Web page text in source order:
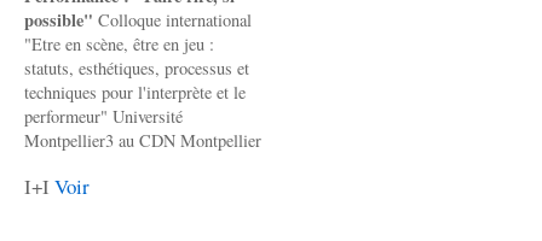
possible" Colloque international
"Etre en scène, être en jeu :
statuts, esthétiques, processus et
techniques pour l'interprète et le
performeur" Université
Montpellier3 au CDN Montpellier
I+I Voir